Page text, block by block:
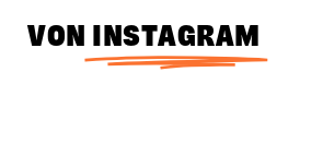
VON INSTAGRAM